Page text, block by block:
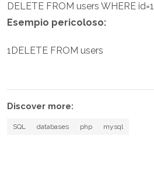
DELETE FROM users WHERE id=1
Esempio pericoloso:
1 DELETE FROM users
Discover more:
SQL databases php mysql